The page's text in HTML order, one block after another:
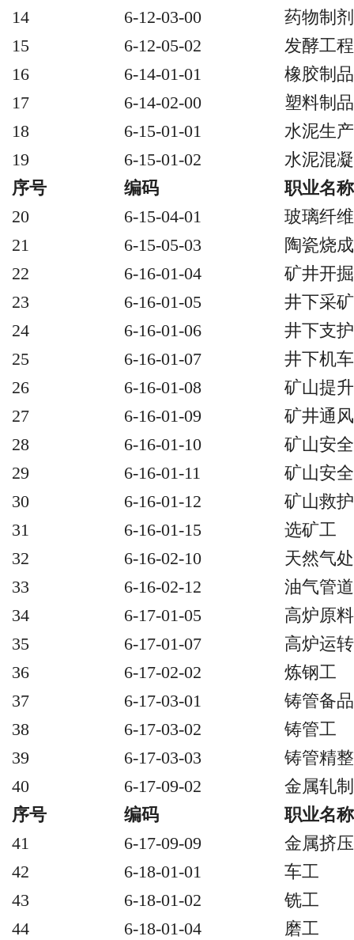
14
6-12-03-00
药物制
15
6-12-05-02
发酵工
16
6-14-01-01
橡胶制
17
6-14-02-00
塑料制
18
6-15-01-01
水泥生
19
6-15-01-02
水泥混
序号
编码
职业名
20
6-15-04-01
玻璃纤
21
6-15-05-03
陶瓷烧
22
6-16-01-04
矿井开
23
6-16-01-05
井下采
24
6-16-01-06
井下支
25
6-16-01-07
井下机
26
6-16-01-08
矿山提
27
6-16-01-09
矿井通
28
6-16-01-10
矿山安
29
6-16-01-11
矿山安
30
6-16-01-12
矿山救
31
6-16-01-15
选矿工
32
6-16-02-10
天然气
33
6-16-02-12
油气管
34
6-17-01-05
高炉原
35
6-17-01-07
高炉运
36
6-17-02-02
炼钢工
37
6-17-03-01
铸管备
38
6-17-03-02
铸管工
39
6-17-03-03
铸管精
40
6-17-09-02
金属轧
序号
编码
职业名
41
6-17-09-09
金属挤
42
6-18-01-01
车工
43
6-18-01-02
铣工
44
6-18-01-04
磨工